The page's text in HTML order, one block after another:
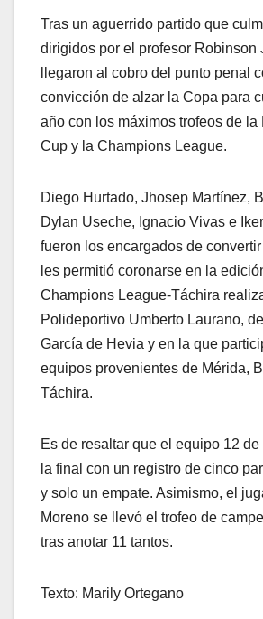
Tras un aguerrido partido que
dirigidos por el profesor Robinson
llegaron al cobro del punto penal
convicción de alzar la Copa para
año con los máximos trofeos de la
Cup y la Champions League.
Diego Hurtado, Jhosep Martínez,
Dylan Useche, Ignacio Vivas e
fueron los encargados de
les permitió coronarse en la
Champions League-Táchira
Polideportivo Umberto Laurano,
García de Hevia y en la que
equipos provenientes de Mérida,
Táchira.
Es de resaltar que el equipo 12
la final con un registro de cinco
y solo un empate. Asimismo, el
Moreno se llevó el trofeo de
tras anotar 11 tantos.
Texto: Marily Ortegano